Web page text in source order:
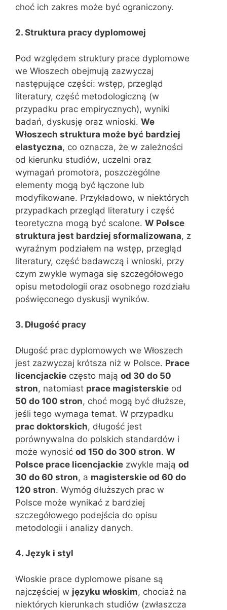
choć ich zakres może być ograniczony.
2. Struktura pracy dyplomowej
Pod względem struktury prace dyplomowe
we Włoszech obejmują zazwyczaj
następujące części: wstęp, przegląd
literatury, część metodologiczną (w
przypadku prac empirycznych), wyniki
badań, dyskusję oraz wnioski. We
Włoszech struktura może być bardziej
elastyczna, co oznacza, że w zależności
od kierunku studiów, uczelni oraz
wymagań promotora, poszczególne
elementy mogą być łączone lub
modyfikowane. Przykładowo, w niektórych
przypadkach przegląd literatury i część
teoretyczna mogą być scalone. W Polsce
struktura jest bardziej sformalizowana, z
wyraźnym podziałem na wstęp, przegląd
literatury, część badawczą i wnioski, przy
czym zwykle wymaga się szczegółowego
opisu metodologii oraz osobnego rozdziału
poświęconego dyskusji wyników.
3. Długość pracy
Długość prac dyplomowych we Włoszech
jest zazwyczaj krótsza niż w Polsce. Prace
licencjackie często mają od 30 do 50
stron, natomiast prace magisterskie od
50 do 100 stron, choć mogą być dłuższe,
jeśli tego wymaga temat. W przypadku
prac doktorskich, długość jest
porównywalna do polskich standardów i
może wynosić od 150 do 300 stron. W
Polsce prace licencjackie zwykle mają od
30 do 60 stron, a magisterskie od 60 do
120 stron. Wymóg dłuższych prac w
Polsce może wynikać z bardziej
szczegółowego podejścia do opisu
metodologii i analizy danych.
4. Język i styl
Włoskie prace dyplomowe pisane są
najczęściej w języku włoskim, chociaż na
niektórych kierunkach studiów (zwłaszcza